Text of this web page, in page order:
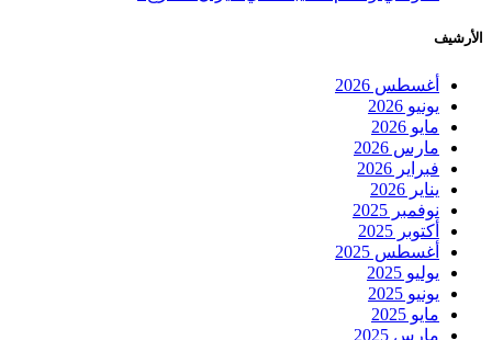
الأرشيف
أغسطس 2026
يونيو 2026
مايو 2026
مارس 2026
فبراير 2026
يناير 2026
نوفمبر 2025
أكتوبر 2025
أغسطس 2025
يوليو 2025
يونيو 2025
مايو 2025
مارس 2025